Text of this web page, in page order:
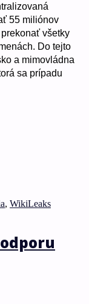
55 miliónov
všetky
Do tejto
a mimovládna
sa prípadu
, WikiLeaks